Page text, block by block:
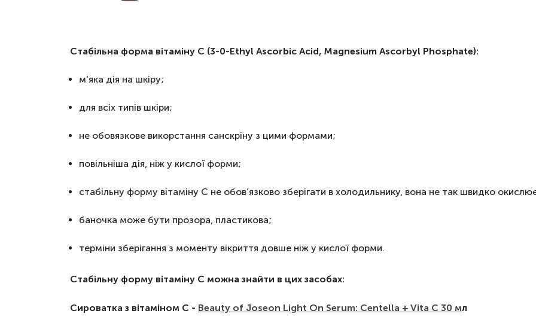
Стабільна форма вітаміну С (3-0-Ethyl Ascorbic Acid, Magnesium Ascorbyl Phosphate):
м'яка дія на шкіру;
для всіх типів шкіри;
не обовязкове викорстання санскріну з цими формами;
повільніша дія, ніж у кислої форми;
стабільну форму вітаміну С не обов’язково зберігати в холодильнику, вона не так швидко
баночка може бути прозора, пластикова;
терміни зберігання з моменту вікриття довше ніж у кислої форми.
Стабільну форму вітаміну С можна знайти в цих засобах:
Сироватка з вітаміном С - Beauty of Joseon Light On Serum: Centella + Vita C 30 мл